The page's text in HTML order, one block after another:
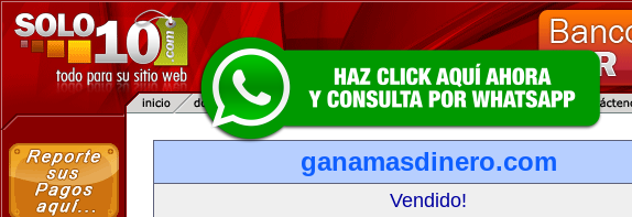
ganamasdinero.com
Vendido!